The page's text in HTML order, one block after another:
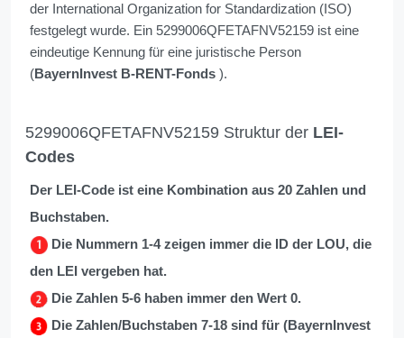
der International Organization for Standardization (ISO)
festgelegt wurde. Ein 5299006QFETAFNV52159 ist eine
eindeutige Kennung für eine juristische Person
(BayernInvest B-RENT-Fonds ).
5299006QFETAFNV52159 Struktur der LEI-
Codes
Der LEI-Code ist eine Kombination aus 20 Zahlen und
Buchstaben.
Die Nummern 1-4 zeigen immer die ID der LOU, die
den LEI vergeben hat.
Die Zahlen 5-6 haben immer den Wert 0.
Die Zahlen/Buchstaben 7-18 sind für (BayernInvest